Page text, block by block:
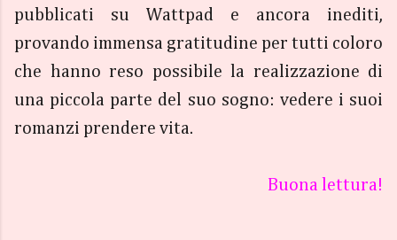
pubblicati su Wattpad e ancora inediti,
provando immensa gratitudine per tutti coloro
che hanno reso possibile la realizzazione di
una piccola parte del suo sogno: vedere i suoi
romanzi prendere vita.
Buona lettura!